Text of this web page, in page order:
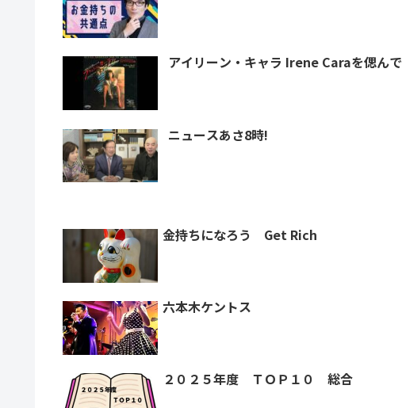
アイリーン・キャラ Irene Caraを偲んで
ニュースあさ8時!
金持ちになろう Get Rich
六本木ケントス
２０２５年度 ＴＯＰ１０ 総合